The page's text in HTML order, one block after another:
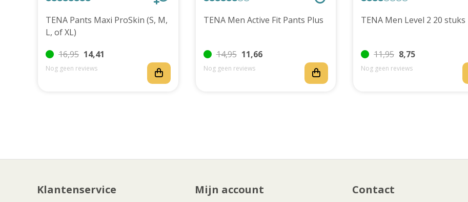
TENA Pants Maxi ProSkin (S, M,
L, of XL)
16,95 14,41
Nog geen reviews
TENA Men Active Fit Pants Plus
14,95 11,66
Nog geen reviews
TENA Men Level 2 20 stuks
11,95 8,75
Nog geen reviews
Klantenservice Mijn account Contact